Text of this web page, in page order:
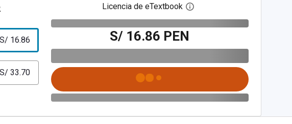
S/ 16.86
S/ 33.70
Licencia de eTextbook Abre el cuadro de diálogo
S/ 16.86 PEN